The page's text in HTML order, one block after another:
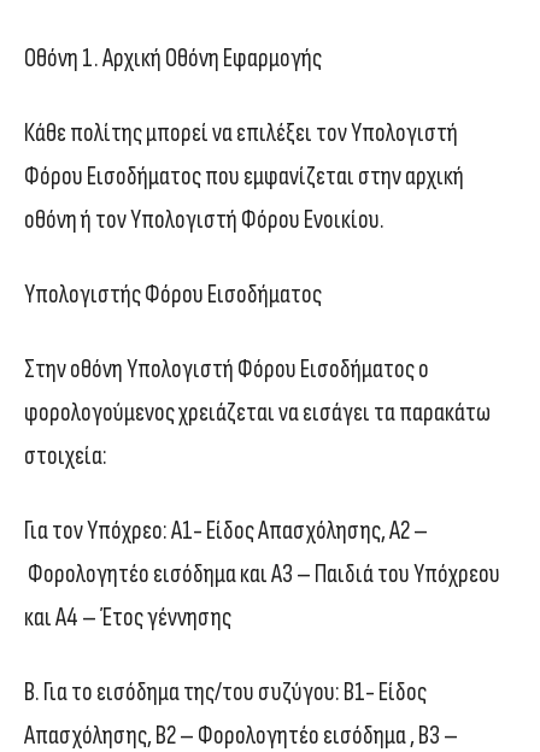
Οθόνη 1. Αρχική Οθόνη Εφαρμογής
Κάθε πολίτης μπορεί να επιλέξει τον Υπολογιστή
Φόρου Εισοδήματος που εμφανίζεται στην αρχική
οθόνη ή τον Υπολογιστή Φόρου Ενοικίου.
Υπολογιστής Φόρου Εισοδήματος
Στην οθόνη Υπολογιστή Φόρου Εισοδήματος ο
φορολογούμενος χρειάζεται να εισάγει τα παρακάτω
στοιχεία:
Για τον Υπόχρεο: Α1- Είδος Απασχόλησης, Α2 –
Φορολογητέο εισόδημα και Α3 – Παιδιά του Υπόχρεου
και Α4 – Έτος γέννησης
Β. Για το εισόδημα της/του συζύγου: Β1- Είδος
Απασχόλησης, Β2 – Φορολογητέο εισόδημα , Β3 –